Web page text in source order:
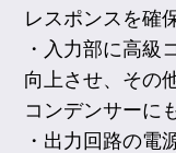
レスポンスを確保
・入力部に高級
向上させ、その
コンデンサーに
・出力回路の電